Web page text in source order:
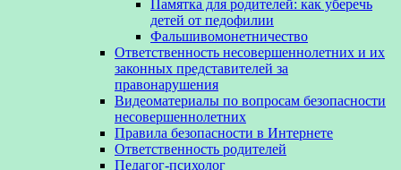
Памятка для родителей: как уберечь
детей от педофилии
Фальшивомонетничество
Ответственность несовершеннолетних и их
законных представителей за
правонарушения
Видеоматериалы по вопросам безопасности
несовершеннолетних
Правила безопасности в Интернете
Ответственность родителей
Педагог-психолог